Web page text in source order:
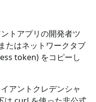
トアプリの開発者ツ
たはネットワークタブ
token) をコピーし
アントクレデンシャ